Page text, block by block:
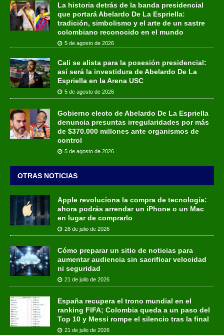
La historia detrás de la banda presidencial
que portará Abelardo De La Espriella:
tradición, simbolismo y el arte de un sastre
colombiano reconocido en el mundo
5 de agosto de 2026
Cali se alista para la posesión presidencial:
así será la investidura de Abelardo De La
Espriella en la Arena USC
5 de agosto de 2026
Gobierno electo de Abelardo De La Espriella
denuncia presuntas irregularidades por más
de $370.000 millones ante organismos de
control
5 de agosto de 2026
OTRAS NOTICIAS
Apple revoluciona la compra de tecnología:
ahora podrás arrendar un iPhone o un Mac
en lugar de comprarlo
28 de julio de 2026
Cómo preparar un sitio de noticias para
aumentar audiencia sin sacrificar velocidad
ni seguridad
21 de julio de 2026
España recupera el trono mundial en el
ranking FIFA; Colombia queda a un paso del
Top 10 y Messi rompe el silencio tras la final
21 de julio de 2026